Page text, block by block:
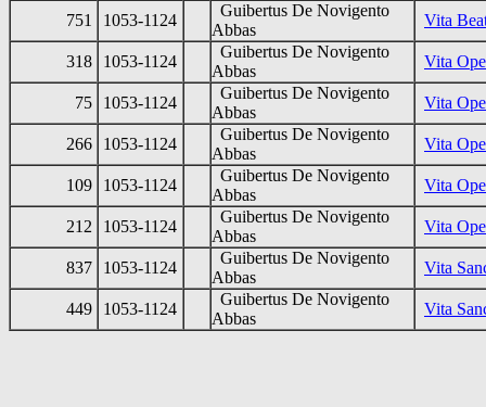
751 1053-1124
Guibertus De Novigento
Abbas
Vita
318 1053-1124
Guibertus De Novigento
Abbas
Vita
75 1053-1124
Guibertus De Novigento
Abbas
Vita
266 1053-1124
Guibertus De Novigento
Abbas
Vita
109 1053-1124
Guibertus De Novigento
Abbas
Vita
212 1053-1124
Guibertus De Novigento
Abbas
Vita
837 1053-1124
Guibertus De Novigento
Abbas
Vita
449 1053-1124
Guibertus De Novigento
Abbas
Vita